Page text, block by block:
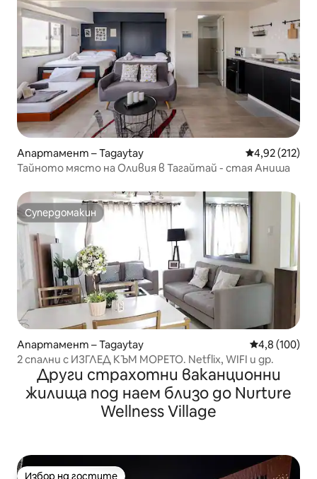
Апартамент – Tagaytay Средна
4,92 (212)
Тайното място на Оливия в Тагайтай - стая Аниша
Супердомакин
Супердомакин
Апартамент – Tagaytay Средна
4,8 (100)
2 спални с ИЗГЛЕД КЪМ МОРЕТО. Netflix, WIFI и др.
Други страхотни ваканционни
жилища под наем близо до Nurture
Wellness Village
Избор на гостите